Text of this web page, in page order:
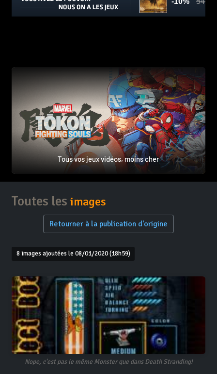
Tous vos jeux vidéos, moins cher
Toutes les images
Retourner à la publication d'origine
8 images ajoutées le 08/01/2020 (18h59)
Nope, c'est pas le même Monster que dans Death Stranding!